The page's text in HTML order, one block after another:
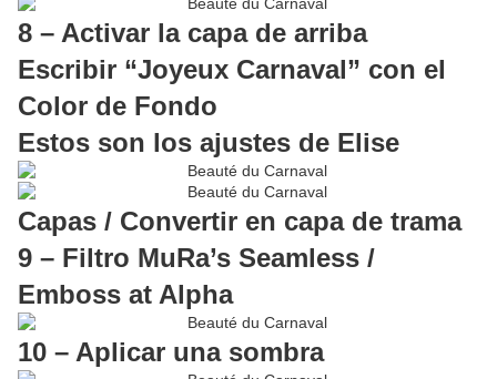
8 – Activar la capa de arriba
Escribir “Joyeux Carnaval” con el
Color de Fondo
Estos son los ajustes de Elise
Capas / Convertir en capa de trama
9 – Filtro MuRa’s Seamless /
Emboss at Alpha
10 – Aplicar una sombra